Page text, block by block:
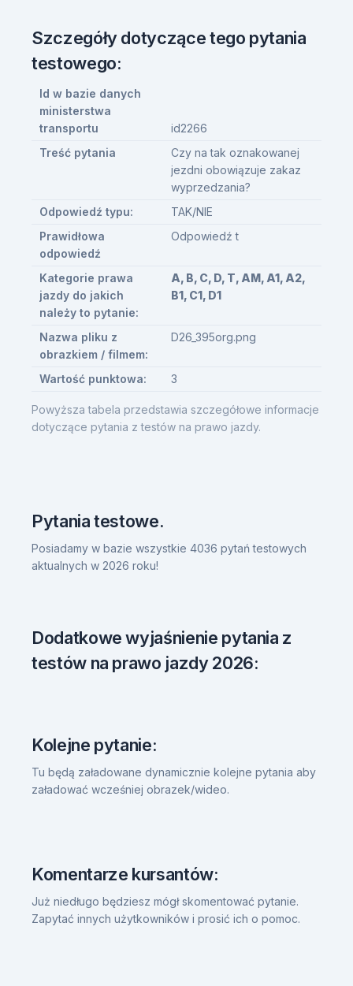
Szczegóły dotyczące tego pytania
testowego:
Powyższa tabela przedstawia szczegółowe informacje
dotyczące pytania z testów na prawo jazdy.
Id w bazie danych
ministerstwa
transportu
id2266
Treść pytania
Czy na tak oznakowanej
jezdni obowiązuje zakaz
wyprzedzania?
Odpowiedź typu:
TAK/NIE
Prawidłowa
odpowiedź
Odpowiedź t
Kategorie prawa
jazdy do jakich
należy to pytanie:
A, B, C, D, T, AM, A1, A2,
B1, C1, D1
Nazwa pliku z
obrazkiem / filmem:
D26_395org.png
Wartość punktowa: 3
Pytania testowe.
Posiadamy w bazie wszystkie 4036 pytań testowych
aktualnych w 2026 roku!
Dodatkowe wyjaśnienie pytania z
testów na prawo jazdy 2026:
Kolejne pytanie:
Tu będą załadowane dynamicznie kolejne pytania aby
załadować wcześniej obrazek/wideo.
Komentarze kursantów:
Już niedługo będziesz mógł skomentować pytanie.
Zapytać innych użytkowników i prosić ich o pomoc.